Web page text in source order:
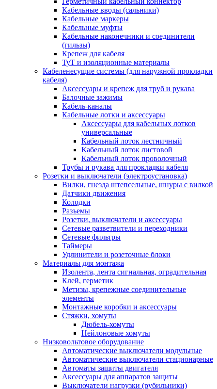
Кабельные вводы (сальники)
Кабельные маркеры
Кабельные муфты
Кабельные наконечники и соединители
(гильзы)
Крепеж для кабеля
ТуТ и изоляционные материалы
Кабеленесущие системы (для наружной прокладки
кабеля)
Аксессуары и крепеж для труб и рукава
Балочные зажимы
Кабель-каналы
Кабельные лотки и аксессуары
Аксессуары для кабельных лотков
универсальные
Кабельный лоток лестничный
Кабельный лоток листовой
Кабельный лоток проволочный
Трубы и рукава для прокладки кабеля
Розетки и выключатели (электроустановка)
Вилки, гнезда штепсельные, шнуры с вилкой
Датчики движения
Колодки
Разъемы
Розетки, выключатели и аксессуары
Сетевые разветвители и переходники
Сетевые фильтры
Таймеры
Удлинители и розеточные блоки
Материалы для монтажа
Изолента, лента сигнальная, оградительная
Клей, герметик
Метизы, крепежные соединительные
элементы
Монтажные коробки и аксессуары
Стяжки, хомуты
Дюбель-хомуты
Нейлоновые хомуты
Низковольтовое оборудование
Автоматические выключатели модульные
Автоматические выключатели стационарные
Автоматы защиты двигателя
Аксессуары для аппаратов защиты
Выключатели нагрузки (рубильники)